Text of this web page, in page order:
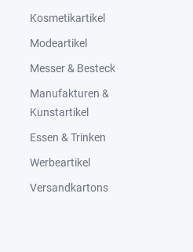
Kosmetikartikel
Modeartikel
Messer & Besteck
Manufakturen &
Kunstartikel
Essen & Trinken
Werbeartikel
Versandkartons